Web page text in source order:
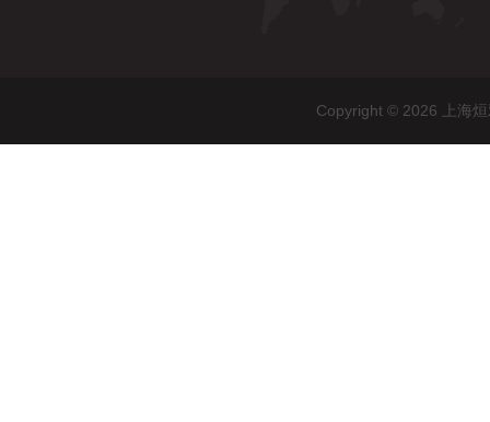
Copyright © 2026 上海